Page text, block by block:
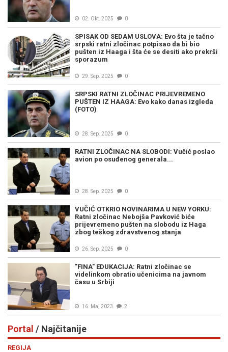
02. Okt. 2025 0
SPISAK OD SEDAM USLOVA: Evo šta je tačno
srpski ratni zločinac potpisao da bi bio
pušten iz Haaga i šta će se desiti ako prekrši
sporazum
29. Sep. 2025 0
SRPSKI RATNI ZLOČINAC PRIJEVREMENO
PUŠTEN IZ HAAGA: Evo kako danas izgleda
(FOTO)
28. Sep. 2025 0
RATNI ZLOČINAC NA SLOBODI: Vučić poslao
avion po osuđenog generala...
28. Sep. 2025 0
VUČIĆ OTKRIO NOVINARIMA U NEW YORKU:
Ratni zločinac Nebojša Pavković biće
prijevremeno pušten na slobodu iz Haga
zbog teškog zdravstvenog stanja
26. Sep. 2025 0
"FINA" EDUKACIJA: Ratni zločinac se
videlinkom obratio učenicima na javnom
času u Srbiji
16. Maj 2023 2
Portal / Najčitanije
REGIJA